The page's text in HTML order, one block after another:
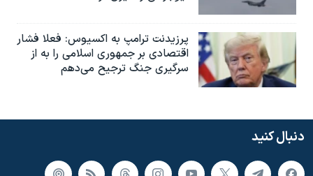
پرزیدنت ترامپ به اکسیوس: فعلا فشار
اقتصادی بر جمهوری اسلامی را به از
سرگیری جنگ ترجیح می‌دهم
دنبال کنید